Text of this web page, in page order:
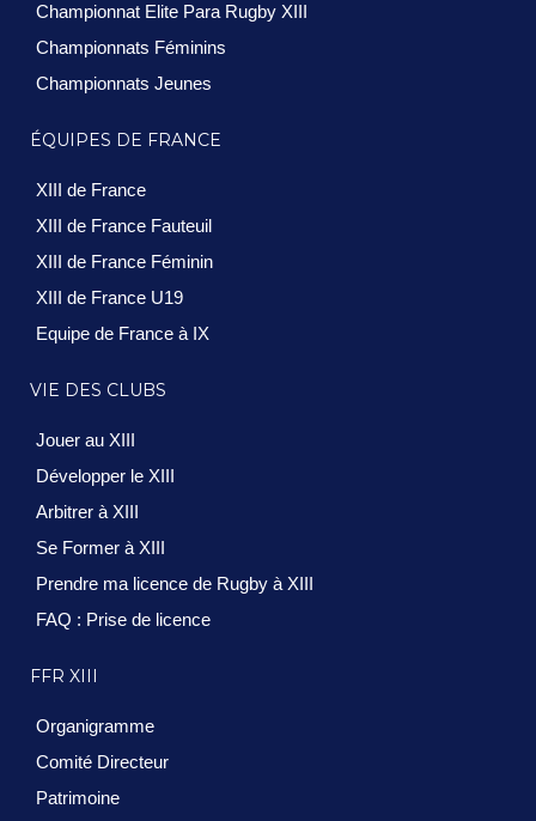
Championnat Elite Para Rugby XIII
Championnats Féminins
Championnats Jeunes
ÉQUIPES DE FRANCE
XIII de France
XIII de France Fauteuil
XIII de France Féminin
XIII de France U19
Equipe de France à IX
VIE DES CLUBS
Jouer au XIII
Développer le XIII
Arbitrer à XIII
Se Former à XIII
Prendre ma licence de Rugby à XIII
FAQ : Prise de licence
FFR XIII
Organigramme
Comité Directeur
Patrimoine